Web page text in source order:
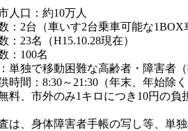
人口：約10万人
：2台（車いす2台乗車可能な1BOX
：23名（H15.10.28現在）
：100名
単独で移動困難な高齢者・障害者
時間：8:30～21:30（年末、年始除
料、市外のみ1キロにつき10円の負
は、身体障害者手帳の写し等、単